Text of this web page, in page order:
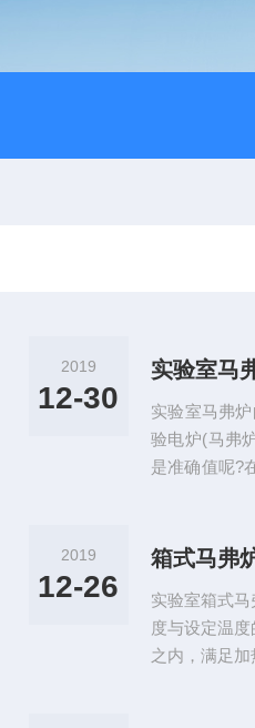
含量测定马弗炉1200度电炉灰
2019
12-30
实验室马
实验室马弗
验电炉(马弗
是准确值呢?
温一定要慢,
2019
12-26
箱式马弗
实验室箱式
度与设定温
之内，满足